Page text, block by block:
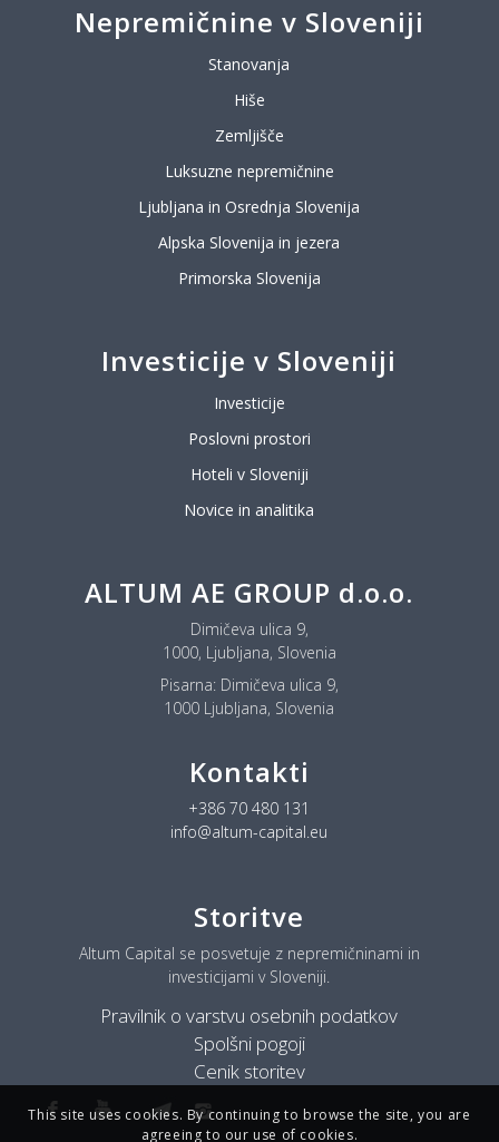
Nepremičnine v Sloveniji
Stanovanja
Hiše
Zemljišče
Luksuzne nepremičnine
Ljubljana in Osrednja Slovenija
Alpska Slovenija in jezera
Primorska Slovenija
Investicije v Sloveniji
Investicije
Poslovni prostori
Hoteli v Sloveniji
Novice in analitika
ALTUM AE GROUP d.o.o.
Dimičeva ulica 9,
1000, Ljubljana, Slovenia
Pisarna: Dimičeva ulica 9,
1000 Ljubljana, Slovenia
Kontakti
+386 70 480 131
info@altum-capital.eu
Storitve
Altum Capital se posvetuje z nepremičninami in
investicijami v Sloveniji.
Pravilnik o varstvu osebnih podatkov
Spolšni pogoji
Cenik storitev
This site uses cookies. By continuing to browse the site, you are
agreeing to our use of cookies.